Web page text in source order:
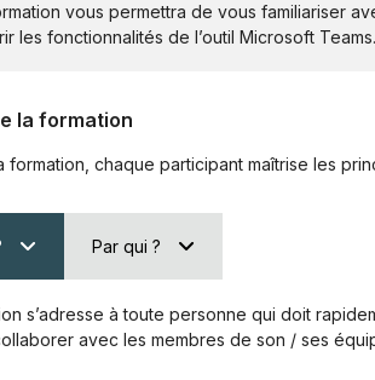
vous permettra de vous familiariser
les fonctionnalités de l’outil Microsoft Teams.
la formation
formation, chaque participant maîtrise les
Par qui ?
s’adresse à toute personne qui doit
avec les membres de son / ses